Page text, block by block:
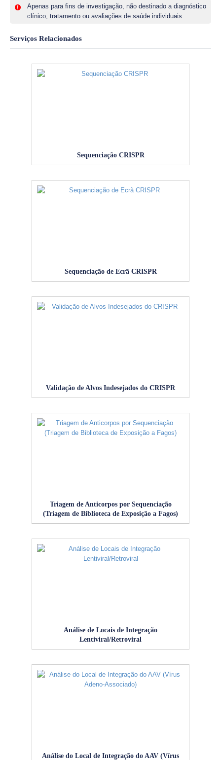
Apenas para fins de investigação, não destinado a diagnóstico
clínico, tratamento ou avaliações de saúde individuais.
Serviços Relacionados
Sequenciação CRISPR
Sequenciação de Ecrã CRISPR
Validação de Alvos Indesejados do CRISPR
Triagem de Anticorpos por Sequenciação
(Triagem de Biblioteca de Exposição a Fagos)
Análise de Locais de Integração
Lentiviral/Retroviral
Análise do Local de Integração do AAV (Vírus